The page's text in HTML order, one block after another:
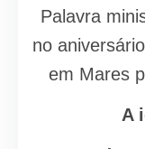
Palavra
no
em Mares
A